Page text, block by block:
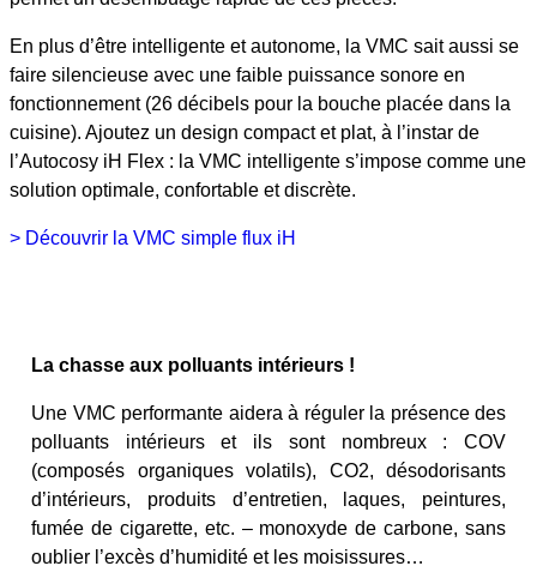
En plus d’être intelligente et autonome, la VMC sait aussi se
faire silencieuse avec une faible puissance sonore en
fonctionnement (26 décibels pour la bouche placée dans la
cuisine). Ajoutez un design compact et plat, à l’instar de
l’Autocosy iH Flex : la VMC intelligente s’impose comme une
solution optimale, confortable et discrète.
> Découvrir la VMC simple flux iH
La chasse aux polluants intérieurs !
Une VMC performante aidera à réguler la présence des
polluants intérieurs et ils sont nombreux : COV
(composés organiques volatils), CO2, désodorisants
d’intérieurs, produits d’entretien, laques, peintures,
fumée de cigarette, etc. – monoxyde de carbone, sans
oublier l’excès d’humidité et les moisissures…